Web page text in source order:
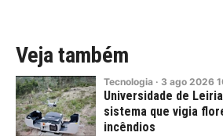
Veja também
Tecnologia · 3 ago 2026
Universidade de
sistema que vigia
incêndios